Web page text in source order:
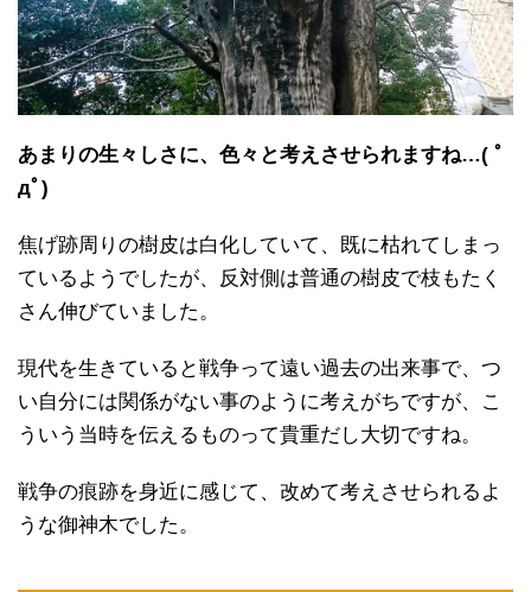
あまりの生々しさに、色々と考えさせられますね…( ﾟ
дﾟ)
焦げ跡周りの樹皮は白化していて、既に枯れてしまっ
ているようでしたが、反対側は普通の樹皮で枝もたく
さん伸びていました。
現代を生きていると戦争って遠い過去の出来事で、つ
い自分には関係がない事のように考えがちですが、こ
ういう当時を伝えるものって貴重だし大切ですね。
戦争の痕跡を身近に感じて、改めて考えさせられるよ
うな御神木でした。